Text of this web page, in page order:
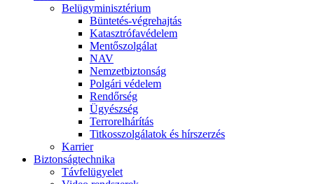
Belügyminisztérium
Büntetés-végrehajtás
Katasztrófavédelem
Mentőszolgálat
NAV
Nemzetbiztonság
Polgári védelem
Rendőrség
Ügyészség
Terrorelhárítás
Titkosszolgálatok és hírszerzés
Karrier
Biztonságtechnika
Távfelügyelet